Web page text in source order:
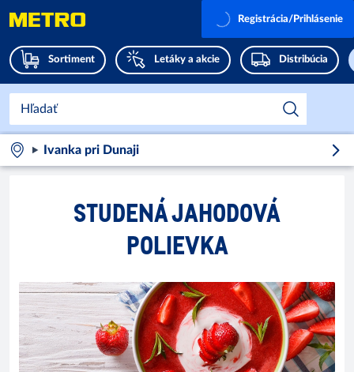
Sortiment Letáky a akcie Distribúcia
Registrácia/Prihlásenie
Ivanka pri Dunaji
STUDENÁ JAHODOVÁ
POLIEVKA